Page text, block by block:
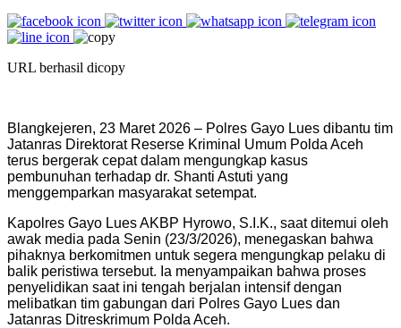
URL berhasil dicopy
Blangkejeren, 23 Maret 2026 – Polres Gayo Lues dibantu tim
Jatanras Direktorat Reserse Kriminal Umum Polda Aceh
terus bergerak cepat dalam mengungkap kasus
pembunuhan terhadap dr. Shanti Astuti yang
menggemparkan masyarakat setempat.
Kapolres Gayo Lues AKBP Hyrowo, S.I.K., saat ditemui oleh
awak media pada Senin (23/3/2026), menegaskan bahwa
pihaknya berkomitmen untuk segera mengungkap pelaku di
balik peristiwa tersebut. Ia menyampaikan bahwa proses
penyelidikan saat ini tengah berjalan intensif dengan
melibatkan tim gabungan dari Polres Gayo Lues dan
Jatanras Ditreskrimum Polda Aceh.